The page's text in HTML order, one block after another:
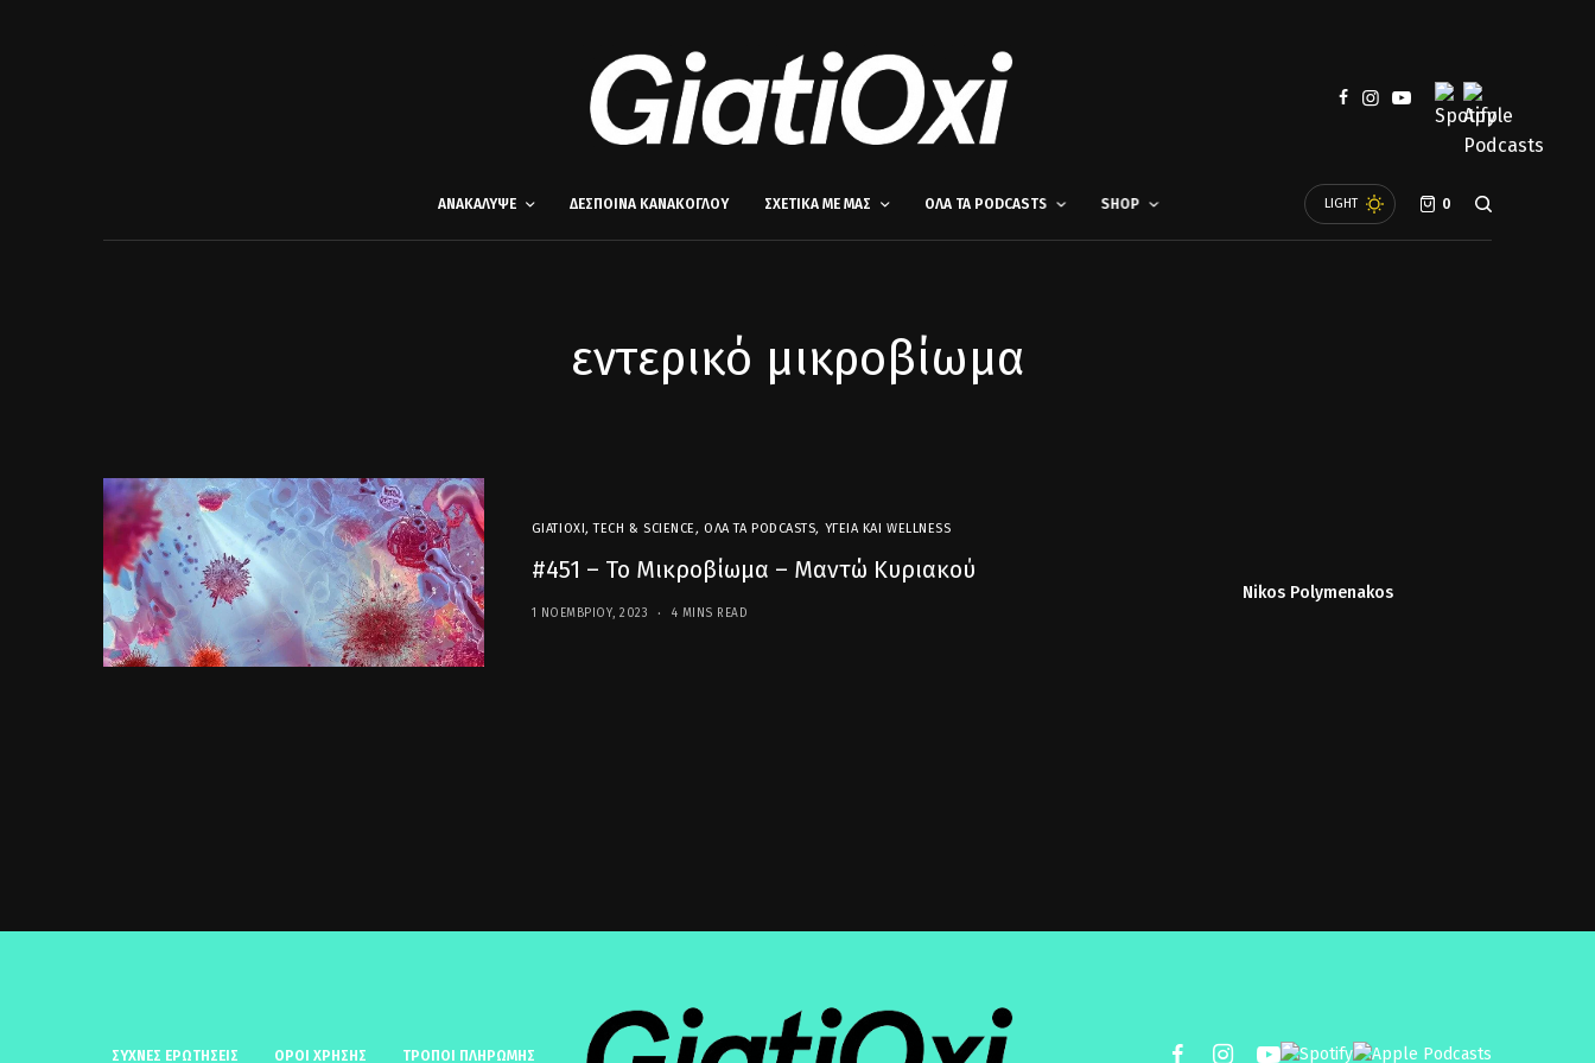
ΑΝΑΚΑΛΥΨΕ ΔΕΣΠΟΙΝΑ ΚΑΝΑΚΟΓΛΟΥ ΣΧΕΤΙΚΑ ΜΕ ΜΑΣ ΟΛΑ ΤΑ PODCASTS SHOP LIGHT 0
εντερικό μικροβίωμα
GIATIOXI,TECH & SCIENCE,ΌΛΑ ΤΑ PODCASTS, ΥΓΕΊΑ ΚΑΙ WELLNESS
#451 – Το Μικροβίωμα – Μαντώ Κυριακού
1 ΝΟΕΜΒΡΊΟΥ, 2023 4 MINS READ
Nikos Polymenakos
ΣΥΧΝΈΣ ΕΡΩΤΉΣΕΙΣ ΟΡΟΙ ΧΡΗΣΗΣ ΤΡΟΠΟΙ ΠΛΗΡΩΜΗΣ